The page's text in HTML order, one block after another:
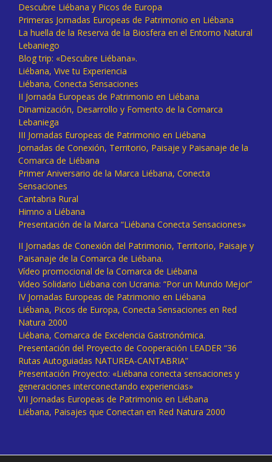
Descubre Liébana y Picos de Europa
Primeras Jornadas Europeas de Patrimonio en Liébana
La huella de la Reserva de la Biosfera en el Entorno Natural
Lebaniego
Blog trip: «Descubre Liébana».
Liébana, Vive tu Experiencia
Liébana, Conecta Sensaciones
II Jornada Europeas de Patrimonio en Liébana
Dinamización, Desarrollo y Fomento de la Comarca
Lebaniega
III Jornadas Europeas de Patrimonio en Liébana
Jornadas de Conexión, Territorio, Paisaje y Paisanaje de la
Comarca de Liébana
Primer Aniversario de la Marca Liébana, Conecta
Sensaciones
Cantabria Rural
Himno a Liébana
Presentación de la Marca “Liébana Conecta Sensaciones»
II Jornadas de Conexión del Patrimonio, Territorio, Paisaje y
Paisanaje de la Comarca de Liébana.
Vídeo promocional de la Comarca de Liébana
Vídeo Solidario Liébana con Ucrania: “Por un Mundo Mejor”
IV Jornadas Europeas de Patrimonio en Liébana
Liébana, Picos de Europa, Conecta Sensaciones en Red
Natura 2000
Liébana, Comarca de Excelencia Gastronómica.
Presentación del Proyecto de Cooperación LEADER “36
Rutas Autoguiadas NATUREA-CANTABRIA”
Presentación Proyecto: «Liébana conecta sensaciones y
generaciones interconectando experiencias»
VII Jornadas Europeas de Patrimonio en Liébana
Liébana, Paisajes que Conectan en Red Natura 2000